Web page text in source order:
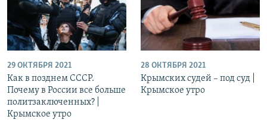
29 ОКТЯБРЯ 2021
Как в позднем СССР.
Почему в России все больше
политзаключенных? |
Крымское утро
28 ОКТЯБРЯ 2021
Крымских судей – под суд |
Крымское утро